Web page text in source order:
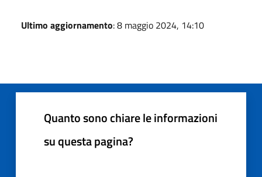
Ultimo aggiornamento: 8 maggio 2024, 14:10
Quanto sono chiare le informazioni
su questa pagina?